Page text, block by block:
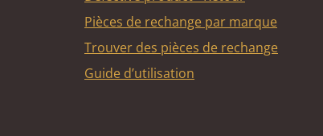
Pièces de rechange par marque
Trouver des pièces de rechange
Guide d’utilisation